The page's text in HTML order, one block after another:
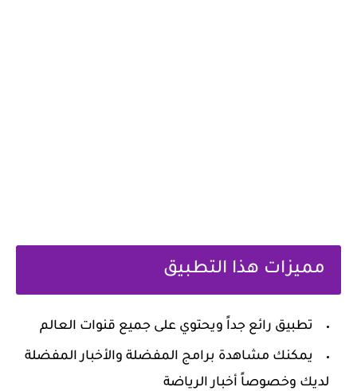
‏مميزات هذا التطبيق
‏تطبيق رائع جداً ويحتوي على جميع قنوات العالم
‏يمكنك مشاهدة برامج المفضلة والأخبار المفضلة
لديك وخصوصاً أخبار الرياضة